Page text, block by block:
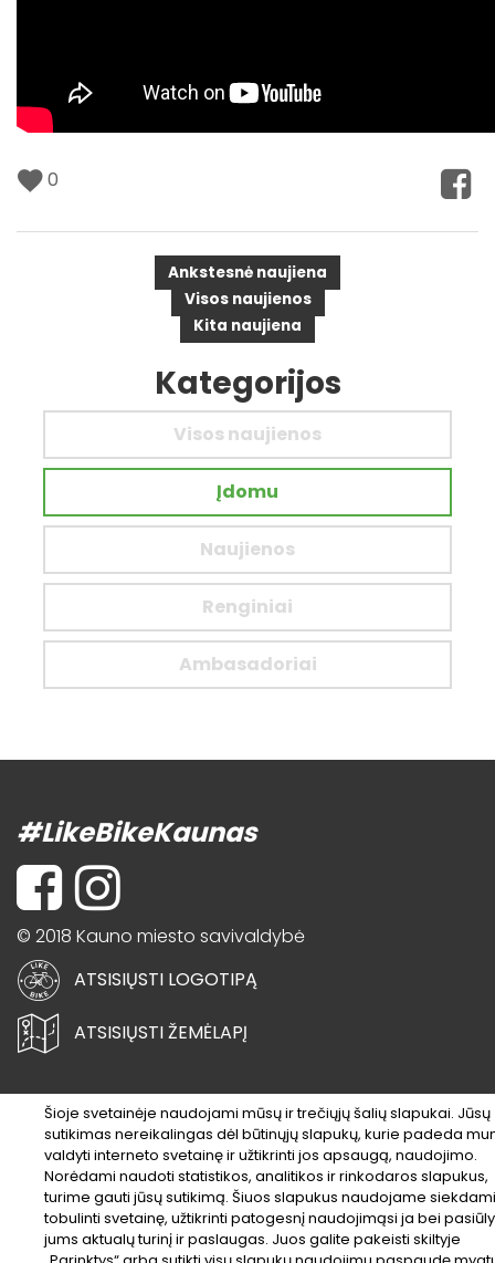
0
Ankstesnė naujiena
Visos naujienos
Kita naujiena
Kategorijos
Visos naujienos
Įdomu
Naujienos
Renginiai
Ambasadoriai
#LikeBikeKaunas
© 2018 Kauno miesto savivaldybė
ATSISIŲSTI LOGOTIPĄ
ATSISIŲSTI ŽEMĖLAPĮ
Šioje svetainėje naudojami mūsų ir trečiųjų šalių slapukai. Jūsų
sutikimas nereikalingas dėl būtinųjų slapukų, kurie padeda
valdyti interneto svetainę ir užtikrinti jos apsaugą, naudojimo.
Norėdami naudoti statistikos, analitikos ir rinkodaros slapukus,
turime gauti jūsų sutikimą. Šiuos slapukus naudojame siekdami
tobulinti svetainę, užtikrinti patogesnį naudojimąsi ja bei
jums aktualų turinį ir paslaugas. Juos galite pakeisti skiltyje